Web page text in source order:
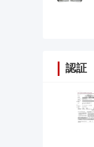
認証